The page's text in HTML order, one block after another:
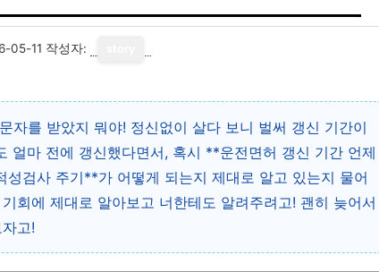
05-11 작성자:
자를 받았지 뭐야! 정신없이 살다 보니 벌써 갱신 기간이
얼마 전에 갱신했다면서, 혹시 **운전면허 갱신 기간 언제
검사 주기**가 어떻게 되는지 제대로 알고 있는지 물어
회에 제대로 알아보고 너한테도 알려주려고! 괜히 늦어서
고!